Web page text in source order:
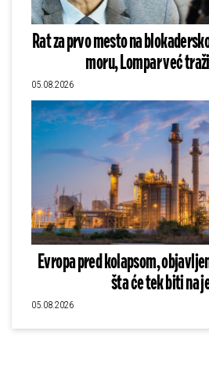
Rat za prvo mesto na
moru, Lompar već
05.08.2026
Evropa pred kolapsom,
šta će tek biti na
05.08.2026